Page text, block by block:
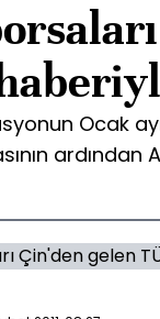
Ocak
ardından